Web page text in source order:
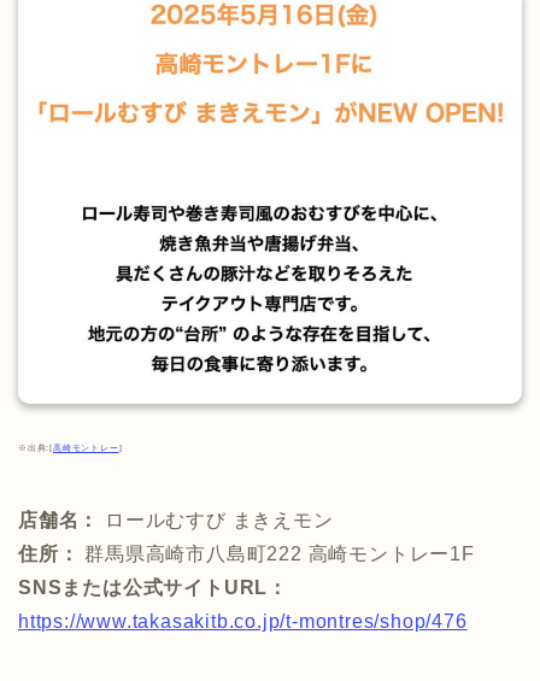
※出典:[高崎モントレー]
店舗名：
ロールむすび まきえモン
住所：
群馬県高崎市八島町222 高崎モントレー1F
SNSまたは公式サイトURL：
https://www.takasakitb.co.jp/t-montres/shop/476